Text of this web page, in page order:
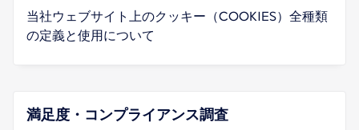
当社ウェブサイト上のクッキー（COOKIES）全種類
の定義と使用について
満足度・コンプライアンス調査